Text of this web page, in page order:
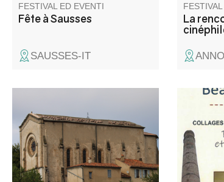
FESTIVAL ED EVENTI
Fête à Sausses
SAUSSES-IT
La
“L'avaro”, una commedia o una
tragedia… Questa opera di
Molière, messa in scena dal
gruppo teatrale Les Gens d'ici,
affronta la follia dell'avarizia, il
potere dell'amore e la ribellione
Béatrice